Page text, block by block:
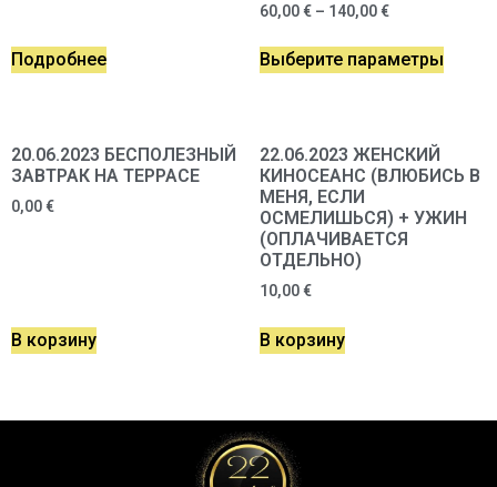
Подробнее
60,00€ – 140,00€
Выберите параметры
20.06.2023 БЕСПОЛЕЗНЫЙ
ЗАВТРАК НА ТЕРРАСЕ
0,00€
В корзину
22.06.2023 ЖЕНСКИЙ
КИНОСЕАНС (ВЛЮБИСЬ В
МЕНЯ, ЕСЛИ
ОСМЕЛИШЬСЯ) + УЖИН
(ОПЛАЧИВАЕТСЯ
ОТДЕЛЬНО)
10,00€
В корзину